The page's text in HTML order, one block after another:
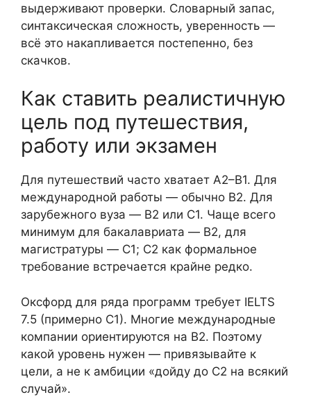
выдерживают проверки. Словарный запас,
синтаксическая сложность, уверенность —
всё это накапливается постепенно, без
скачков.
Как ставить реалистичную
цель под путешествия,
работу или экзамен
Для путешествий часто хватает A2–B1. Для
международной работы — обычно B2. Для
зарубежного вуза — B2 или C1. Чаще всего
минимум для бакалавриата — B2, для
магистратуры — C1; C2 как формальное
требование встречается крайне редко.
Оксфорд для ряда программ требует IELTS
7.5 (примерно C1). Многие международные
компании ориентируются на B2. Поэтому
какой уровень нужен — привязывайте к
цели, а не к амбиции «дойду до C2 на всякий
случай».